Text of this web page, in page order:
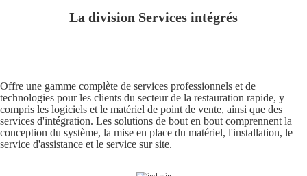
La division Services intégrés
Offre une gamme complète de services professionnels et de
technologies pour les clients du secteur de la restauration rapide, y
compris les logiciels et le matériel de point de vente, ainsi que des
services d'intégration. Les solutions de bout en bout comprennent la
conception du système, la mise en place du matériel, l'installation, le
service d'assistance et le service sur site.